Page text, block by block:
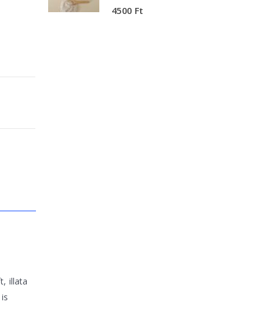
illata
4500 Ft